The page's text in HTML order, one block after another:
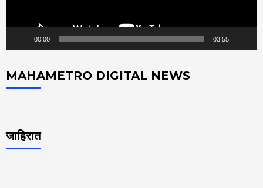
00:00 03:55
MAHAMETRO DIGITAL NEWS
जाहिरात